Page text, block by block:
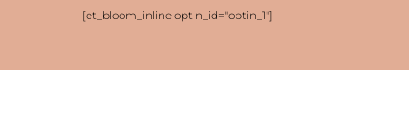
[et_bloom_inline optin_id="optin_1"]